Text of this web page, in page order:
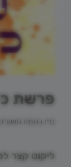
פרשת
ט״ו בתמוז תשע״ט
ליקוט קצר